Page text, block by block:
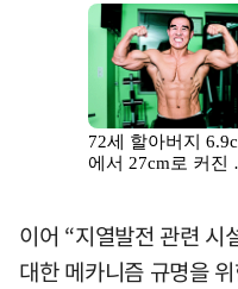
이어 “지열발전 관련 시
대한 메카니즘 규명을